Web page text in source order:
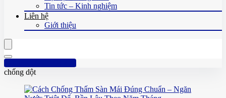
Tin tức – Kinh nghiệm
Liên hệ
Giới thiệu
Hotline: 0961 894 472
chống dột